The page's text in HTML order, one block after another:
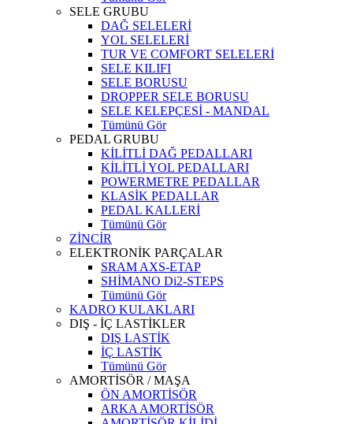
SELE GRUBU
DAĞ SELELERİ
YOL SELELERİ
TUR VE COMFORT SELELERİ
SELE KILIFI
SELE BORUSU
DROPPER SELE BORUSU
SELE KELEPÇESİ - MANDAL
Tümünü Gör
PEDAL GRUBU
KİLİTLİ DAĞ PEDALLARI
KİLİTLİ YOL PEDALLARI
POWERMETRE PEDALLAR
KLASİK PEDALLAR
PEDAL KALLERİ
Tümünü Gör
ZİNCİR
ELEKTRONİK PARÇALAR
SRAM AXS-ETAP
SHİMANO Di2-STEPS
Tümünü Gör
KADRO KULAKLARI
DIŞ - İÇ LASTİKLER
DIŞ LASTİK
İÇ LASTİK
Tümünü Gör
AMORTİSÖR / MAŞA
ÖN AMORTİSÖR
ARKA AMORTİSÖR